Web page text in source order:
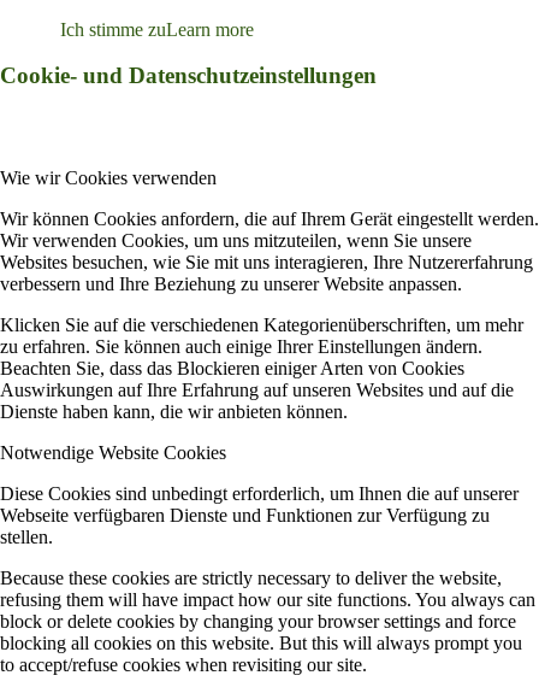
Ich stimme zuLearn more
Cookie- und Datenschutzeinstellungen
Wie wir Cookies verwenden
Wir können Cookies anfordern, die auf Ihrem Gerät eingestellt werden.
Wir verwenden Cookies, um uns mitzuteilen, wenn Sie unsere
Websites besuchen, wie Sie mit uns interagieren, Ihre Nutzererfahrung
verbessern und Ihre Beziehung zu unserer Website anpassen.
Klicken Sie auf die verschiedenen Kategorienüberschriften, um mehr
zu erfahren. Sie können auch einige Ihrer Einstellungen ändern.
Beachten Sie, dass das Blockieren einiger Arten von Cookies
Auswirkungen auf Ihre Erfahrung auf unseren Websites und auf die
Dienste haben kann, die wir anbieten können.
Notwendige Website Cookies
Diese Cookies sind unbedingt erforderlich, um Ihnen die auf unserer
Webseite verfügbaren Dienste und Funktionen zur Verfügung zu
stellen.
Because these cookies are strictly necessary to deliver the website,
refusing them will have impact how our site functions. You always can
block or delete cookies by changing your browser settings and force
blocking all cookies on this website. But this will always prompt you
to accept/refuse cookies when revisiting our site.